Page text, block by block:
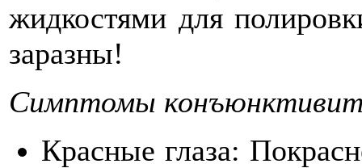
жидкостями для
заразны!
Симптомы
Красные глаза: